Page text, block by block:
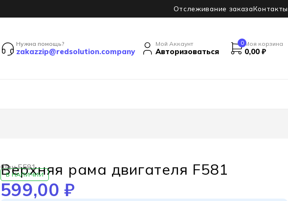
Отслеживание заказаКонтакты
Нужна помощь?
zakazzip@redsolution.company
Мой Аккаунт
Авторизоваться
0 Моя корзина
0,00 ₽
Фен F581
Верхняя рама двигателя F581
В НАЛИЧИИ
599,00₽